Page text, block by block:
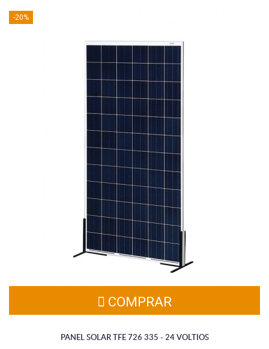
-20%
COMPRAR
PANEL SOLAR TFE 726 335 - 24 VOLTIOS
PANEL SOLAR TFE 726 335 - 24 VOLTIOS
Placa fotovoltaica de 335W de potencia que permite generar
electricidad de forma gratuita mediante la radiación solar. (Gastos
de envío incluidos en el producto).